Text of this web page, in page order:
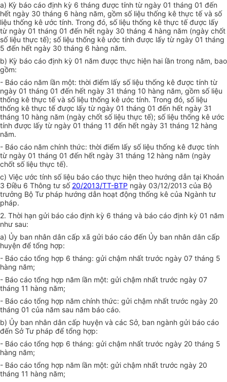
a) Kỳ báo cáo định kỳ 6 tháng được tính từ ngày 01 tháng 01 đến
hết ngày 30 tháng 6 hàng năm, gồm số liệu thống kê thực tế và số
liệu thống kê ước tính. Trong đó, số liệu thống kê thực tế được lấy
từ ngày 01 tháng 01 đến hết ngày 30 tháng 4 hàng năm (ngày chốt
số liệu thực tế); số liệu thống kê ước tính được lấy từ ngày 01 tháng
5 đến hết ngày 30 tháng 6 hàng năm.
b) Kỳ báo cáo định kỳ 01 năm được thực hiện hai lần trong năm, bao
gồm:
- Báo cáo năm lần một: thời điểm lấy số liệu thống kê được tính từ
ngày 01 tháng 01 đến hết ngày 31 tháng 10 hàng năm, gồm số liệu
thống kê thực tế và số liệu thống kê ước tính. Trong đó, số liệu
thống kê thực tế được lấy từ ngày 01 tháng 01 đến hết ngày 31
tháng 10 hàng năm (ngày chốt số liệu thực tế); số liệu thống kê ước
tính được lấy từ ngày 01 tháng 11 đến hết ngày 31 tháng 12 hàng
năm.
- Báo cáo năm chính thức: thời điểm lấy số liệu thống kê được tính
từ ngày 01 tháng 01 đến hết ngày 31 tháng 12 hàng năm (ngày
chốt số liệu thực tế).
c) Việc ước tính số liệu báo cáo thực hiện theo hướng dẫn tại Khoản
3 Điều 6 Thông tư số 20/2013/TT-BTP ngày 03/12/2013 của Bộ
trưởng Bộ Tư pháp hướng dẫn hoạt động thống kê của Ngành tư
pháp.
2. Thời hạn gửi báo cáo định kỳ 6 tháng và báo cáo định kỳ 01 năm
như sau:
a) Ủy ban nhân dân cấp xã gửi báo cáo đến Ủy ban nhân dân cấp
huyện để tổng hợp:
- Báo cáo tổng hợp 6 tháng: gửi chậm nhất trước ngày 07 tháng 5
hàng năm;
- Báo cáo tổng hợp năm lần một: gửi chậm nhất trước ngày 07
tháng 11 hàng năm;
- Báo cáo tổng hợp năm chính thức: gửi chậm nhất trước ngày 20
tháng 01 của năm sau năm báo cáo.
b) Ủy ban nhân dân cấp huyện và các Sở, ban ngành gửi báo cáo
đến Sở Tư pháp để tổng hợp:
- Báo cáo tổng hợp 6 tháng: gửi chậm nhất trước ngày 20 tháng 5
hàng năm;
- Báo cáo tổng hợp năm lần một: gửi chậm nhất trước ngày 20
tháng 11 hàng năm;